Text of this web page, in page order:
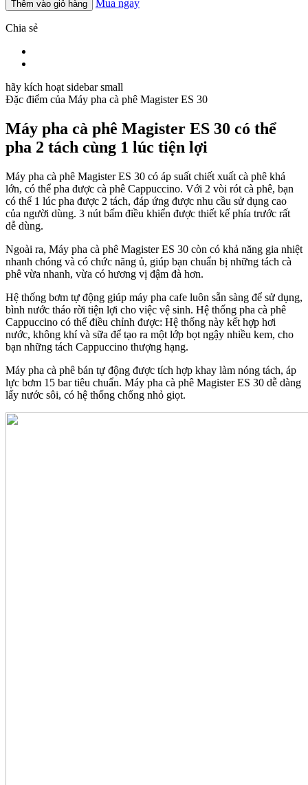
Thêm vào giỏ hàng Mua ngay
Chia sẻ
hãy kích hoạt sidebar small
Đặc điểm của Máy pha cà phê Magister ES 30
Máy pha cà phê Magister ES 30 có thể
pha 2 tách cùng 1 lúc tiện lợi
Máy pha cà phê Magister ES 30 có áp suất chiết xuất cà phê khá
lớn, có thể pha được cà phê Cappuccino. Với 2 vòi rót cà phê, bạn
có thể 1 lúc pha được 2 tách, đáp ứng được nhu cầu sử dụng cao
của người dùng. 3 nút bấm điều khiển được thiết kế phía trước rất
dễ dùng.
Ngoài ra, Máy pha cà phê Magister ES 30 còn có khả năng gia nhiệt
nhanh chóng và có chức năng ủ, giúp bạn chuẩn bị những tách cà
phê vừa nhanh, vừa có hương vị đậm đà hơn.
Hệ thống bơm tự động giúp máy pha cafe luôn sẵn sàng để sử dụng,
bình nước tháo rời tiện lợi cho việc vệ sinh. Hệ thống pha cà phê
Cappuccino có thể điều chỉnh được: Hệ thống này kết hợp hơi
nước, không khí và sữa để tạo ra một lớp bọt ngậy nhiều kem, cho
bạn những tách Cappuccino thượng hạng.
Máy pha cà phê bán tự động được tích hợp khay làm nóng tách, áp
lực bơm 15 bar tiêu chuẩn. Máy pha cà phê Magister ES 30 dễ dàng
lấy nước sôi, có hệ thống chống nhỏ giọt.